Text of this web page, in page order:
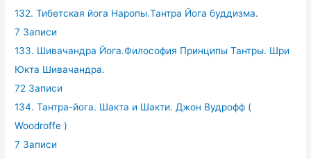
132. Тибетская йога Наропы.Тантра Йога буддизма.
7 Записи
133. Шивачандра Йога.Философия Принципы Тантры. Шри
Юкта Шивачандра.
72 Записи
134. Тантра-йога. Шакта и Шакти. Джон Вудрофф (
Woodroffe )
7 Записи